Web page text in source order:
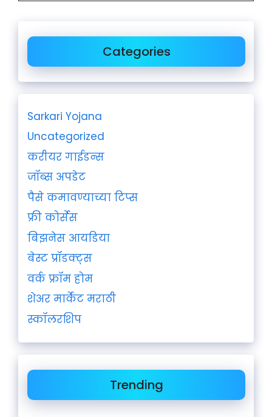
Categories
Sarkari Yojana
Uncategorized
करीयर गाईडन्स
जॉब्स अपडेट
पैसे कमावण्याच्या टिप्स
फ्री कोर्सेस
बिझनेस आयडिया
बेस्ट प्रॉडक्ट्स
वर्क फ्रॉम होम
शेअर मार्केट मराठी
स्कॉलरशिप
Trending